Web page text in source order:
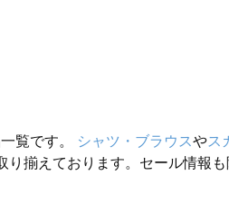
覧です。 シャツ・ブラウスやス
り揃えております。セール情報